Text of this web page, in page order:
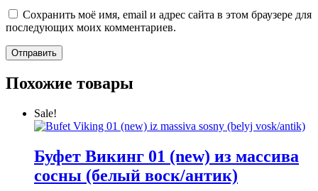
Сохранить моё имя, email и адрес сайта в этом браузере для
последующих моих комментариев.
Похожие товары
Sale!
Буфет Викинг 01 (new) из массива
сосны (белый воск/антик)